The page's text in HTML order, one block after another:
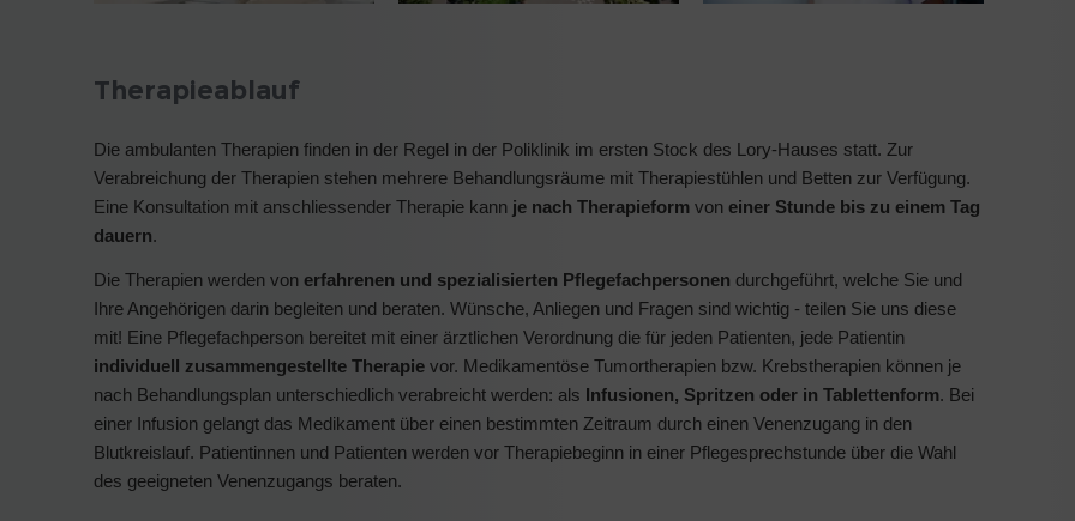
Therapieablauf
Die ambulanten Therapien finden in der Regel in der Poliklinik im ersten Stock des Lory-Hauses statt. Zur
Verabreichung der Therapien stehen mehrere Behandlungsräume mit Therapiestühlen und Betten zur Verfügung.
Eine Konsultation mit anschliessender Therapie kann je nach Therapieform von einer Stunde bis zu einem Tag
dauern.
Die Therapien werden von erfahrenen und spezialisierten Pflegefachpersonen durchgeführt, welche Sie und
Ihre Angehörigen darin begleiten und beraten. Wünsche, Anliegen und Fragen sind wichtig - teilen Sie uns diese
mit! Eine Pflegefachperson bereitet mit einer ärztlichen Verordnung die für jeden Patienten, jede Patientin
individuell zusammengestellte Therapie vor. Medikamentöse Tumortherapien bzw. Krebstherapien können je
nach Behandlungsplan unterschiedlich verabreicht werden: als Infusionen, Spritzen oder in Tablettenform. Bei
einer Infusion gelangt das Medikament über einen bestimmten Zeitraum durch einen Venenzugang in den
Blutkreislauf. Patientinnen und Patienten werden vor Therapiebeginn in einer Pflegesprechstunde über die Wahl
des geeigneten Venenzugangs beraten.